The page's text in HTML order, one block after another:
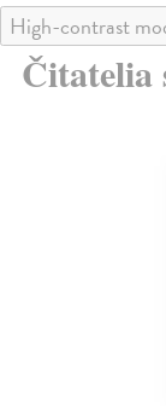
High-contrast
Čitatelia